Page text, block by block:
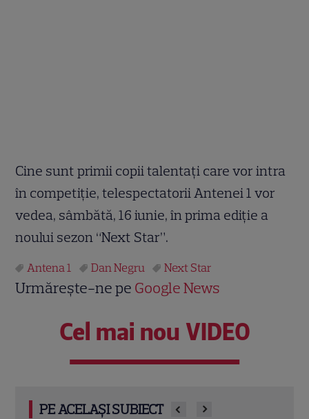
Cine sunt primii copii talentați care vor intra
în competiție, telespectatorii Antenei 1 vor
vedea, sâmbătă, 16 iunie, în prima ediție a
noului sezon “Next Star”.
Antena 1 Dan Negru Next Star
Urmărește-ne pe Google News
Cel mai nou VIDEO
PE ACELAȘI SUBIECT